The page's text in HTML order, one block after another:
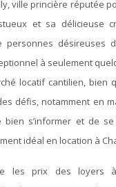
et sa délicieuse
désireuses
à seulement
locatif cantilien, bien
défis, notamment en
bien s’informer et de
idéal en location à
les prix des loyers